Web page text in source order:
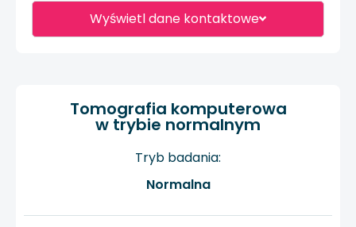
Wyświetl dane kontaktowe
Tomografia komputerowa
w trybie normalnym
Tryb badania:
Normalna